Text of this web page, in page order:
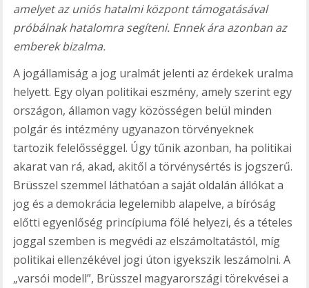
amelyet az uniós hatalmi központ támogatásával
próbálnak hatalomra segíteni. Ennek ára azonban az
emberek bizalma.
A jogállamiság a jog uralmát jelenti az érdekek uralma
helyett. Egy olyan politikai eszmény, amely szerint egy
országon, államon vagy közösségen belül minden
polgár és intézmény ugyanazon törvényeknek
tartozik felelősséggel. Úgy tűnik azonban, ha politikai
akarat van rá, akad, akitől a törvénysértés is jogszerű.
Brüsszel szemmel láthatóan a saját oldalán állókat a
jog és a demokrácia legelemibb alapelve, a bíróság
előtti egyenlőség princípiuma fölé helyezi, és a tételes
joggal szemben is megvédi az elszámoltatástól, míg
politikai ellenzékével jogi úton igyekszik leszámolni. A
„varsói modell”, Brüsszel magyarországi törekvései a